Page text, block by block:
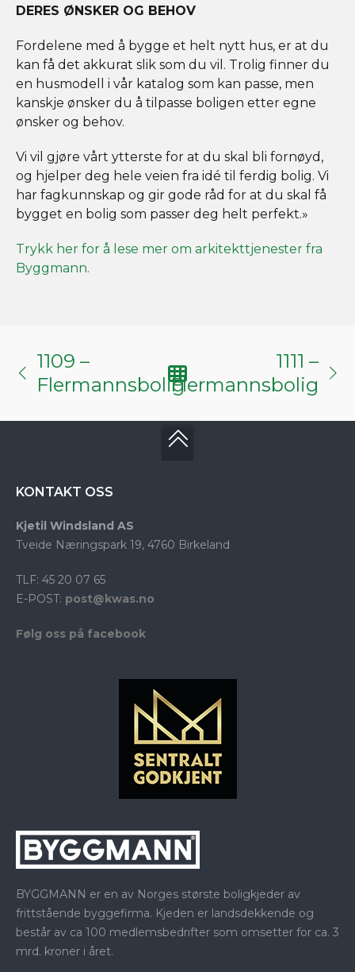
DERES ØNSKER OG BEHOV
Fordelene med å bygge et helt nytt hus, er at du
kan få det akkurat slik som du vil. Trolig finner du
en husmodell i vår katalog som kan passe, men
kanskje ønsker du å tilpasse boligen etter egne
ønsker og behov.
Vi vil gjøre vårt ytterste for at du skal bli fornøyd,
og hjelper deg hele veien fra idé til ferdig bolig. Vi
har fagkunnskap og gir gode råd for at du skal få
bygget en bolig som passer deg helt perfekt.»
Trykk her for å lese mer om arkitekttjenester fra
Byggmann.
1109 –
Flermannsbolig
1111 –
Flermannsbolig
KONTAKT OSS
Kjetil Windsland AS
Tveide Næringspark 19, 4760 Birkeland
TLF: 45 20 07 65
E-POST: post@kwas.no
Følg oss på facebook
BYGGMANN er en av Norges største boligkjeder av
frittstående byggefirma. Kjeden er landsdekkende og
består av ca 100 medlemsbedrifter som omsetter for ca. 3
mrd. kroner i året.